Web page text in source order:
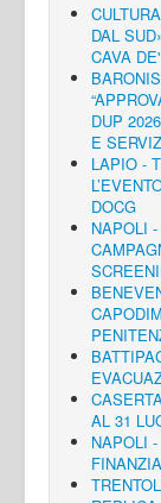
DAL
CAVA
DUP
E
LAPIO -
DOCG
NAPOLI
AL 31
NAPOLI